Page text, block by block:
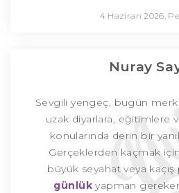
4 Haziran 2026,
Nuray
Sevgili yengeç, bugün
uzak diyarlara, eğitimlere
konularında derin bir
Gerçeklerden kaçmak
büyük seyahat veya kaçış
günlükyapman